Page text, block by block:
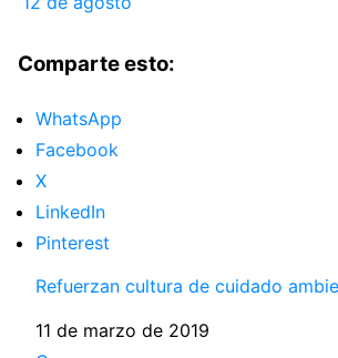
Comparte esto:
WhatsApp
Facebook
X
LinkedIn
Pinterest
Refuerzan cultura de cuidado
Fecha
11 de marzo de 2019